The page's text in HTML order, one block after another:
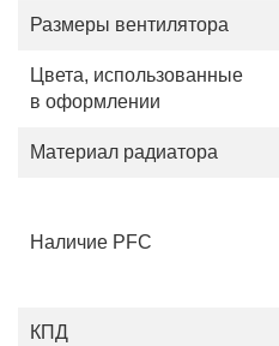
Размеры вентилятора
Цвета, использованные
в оформлении
Материал радиатора
Наличие PFC
КПД